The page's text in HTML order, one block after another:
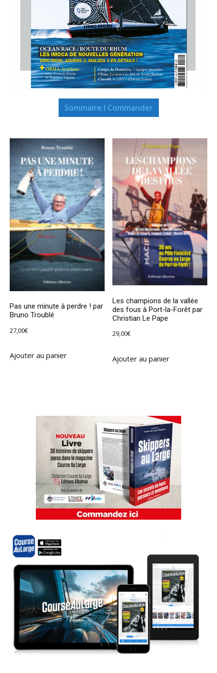
Sommaire I Commander
Pas une minute à perdre ! par
Bruno Troublé
27,00€
Ajouter au panier
Les champions de la vallée
des fous à Port-la-Forêt par
Christian Le Pape
29,00€
Ajouter au panier